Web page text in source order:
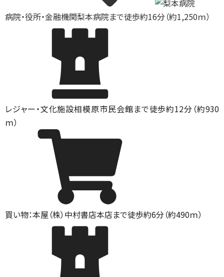
病院・役所・金融機関梨本病院まで徒歩約16分（約1,250ｍ）
レジャー・文化施設相模原市民会館まで徒歩約12分（約930
ｍ）
買い物：本屋 （株）中村書店本店まで徒歩約6分（約490ｍ）